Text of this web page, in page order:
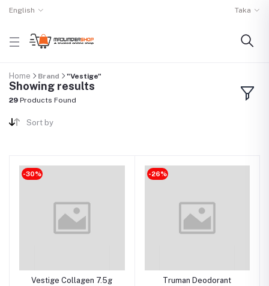
English Taka
Home Brand "Vestige"
Showing results
29 Products Found
Sort by
-30%
Vestige Collagen 7.5g
-26%
Truman Deodorant